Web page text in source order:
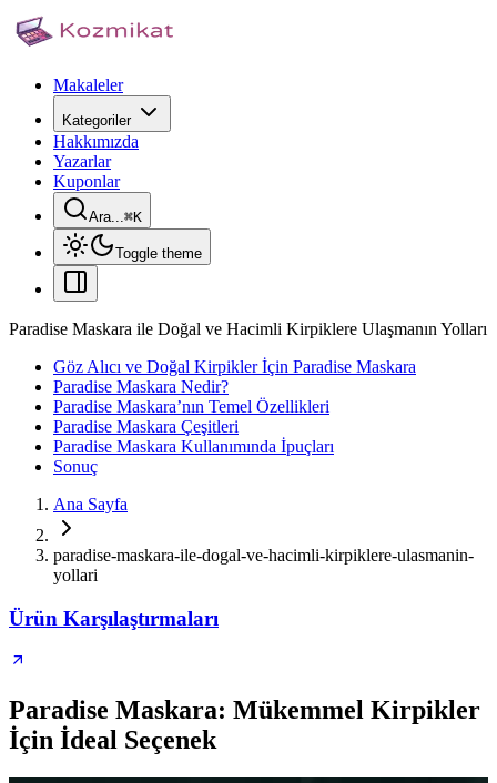
Makaleler
Kategoriler
Hakkımızda
Yazarlar
Kuponlar
Ara...⌘K
Toggle theme
Paradise Maskara ile Doğal ve Hacimli Kirpiklere Ulaşmanın Yolları
Göz Alıcı ve Doğal Kirpikler İçin Paradise Maskara
Paradise Maskara Nedir?
Paradise Maskara’nın Temel Özellikleri
Paradise Maskara Çeşitleri
Paradise Maskara Kullanımında İpuçları
Sonuç
Ana Sayfa
paradise-maskara-ile-dogal-ve-hacimli-kirpiklere-ulasmanin-
yollari
Ürün Karşılaştırmaları
Paradise Maskara: Mükemmel Kirpikler
İçin İdeal Seçenek